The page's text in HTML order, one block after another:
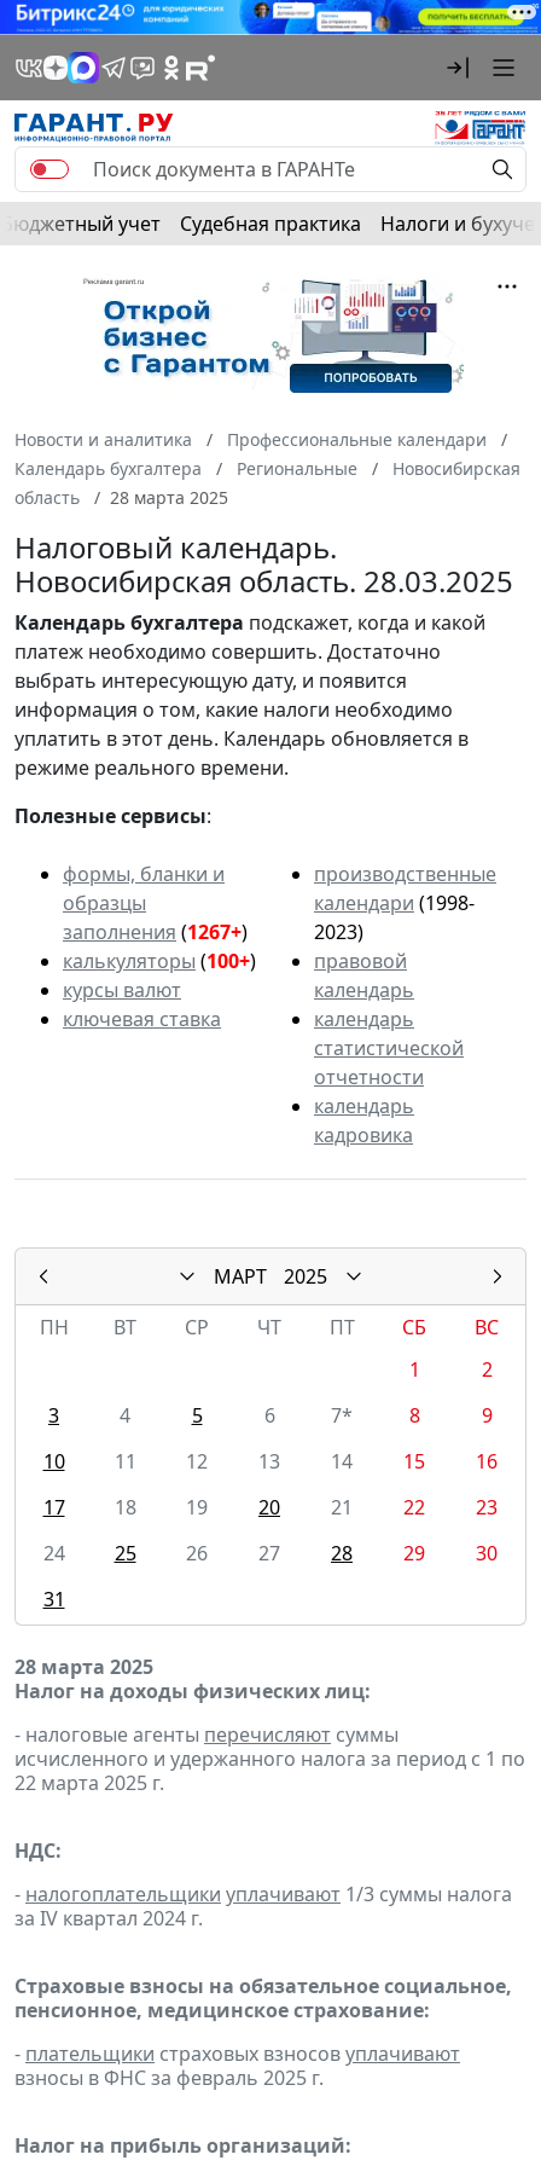
Бюджетный учет Судебная практика Налоги и
Новости и аналитика
Профессиональные календари
Календарь бухгалтера
Региональные
Новосибирская
область
28 марта 2025
Налоговый календарь.
Новосибирская область. 28.03.2025
Календарьбухгалтера подскажет, когда и какой
платеж необходимо совершить. Достаточно
выбрать интересующую дату, и появится
информация о том, какие налоги необходимо
уплатить в этот день. Календарь обновляется в
режиме реального времени.
Полезные сервисы:
формы, бланки и
образцы
заполнения (1267+)
калькуляторы (100+)
курсы валют
ключевая ставка
производственные
календари (1998-
2023)
правовой
календарь
календарь
статистической
отчетности
календарь
кадровика
МАРТ
2025
ПН
ВТ СР ЧТ ПТ СБ
ВС
1
2
3
4 5 6 7* 8
9
10
11 12 13 14 15
16
17
18 19 20 21 22
23
24
25 26 27 28 29
30
31
28 марта 2025
Налог на доходы физических лиц:
- налоговые агенты перечисляют суммы
исчисленного и удержанного налога за период с 1 по
22 марта 2025 г.
НДС:
- налогоплательщики уплачивают 1/3 суммы налога
за IV квартал 2024 г.
Страховые взносы на обязательное социальное,
пенсионное, медицинское страхование:
- плательщики страховых взносовуплачивают
взносы в ФНС за февраль 2025 г.
Налог на прибыль организаций: